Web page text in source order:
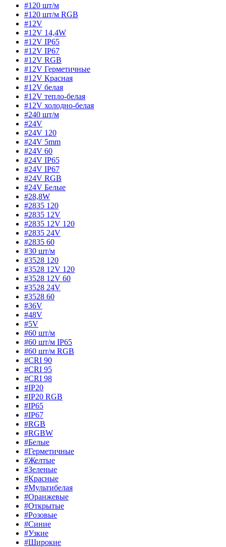
#120 шт/м
#120 шт/м RGB
#12V
#12V 14,4W
#12V IP65
#12V IP67
#12V RGB
#12V Герметичные
#12V Красная
#12V белая
#12V тепло-белая
#12V холодно-белая
#240 шт/м
#24V
#24V 120
#24V 5mm
#24V 60
#24V IP65
#24V IP67
#24V RGB
#24V Белые
#28,8W
#2835 120
#2835 12V
#2835 12V 120
#2835 24V
#2835 60
#30 шт/м
#3528 120
#3528 12V 120
#3528 12V 60
#3528 24V
#3528 60
#36V
#48V
#5V
#60 шт/м
#60 шт/м IP65
#60 шт/м RGB
#CRI 90
#CRI 95
#CRI 98
#IP20
#IP20 RGB
#IP65
#IP67
#RGB
#RGBW
#Белые
#Герметичные
#Желтые
#Зеленые
#Красные
#Мультибелая
#Оранжевые
#Открытые
#Розовые
#Синие
#Узкие
#Широкие